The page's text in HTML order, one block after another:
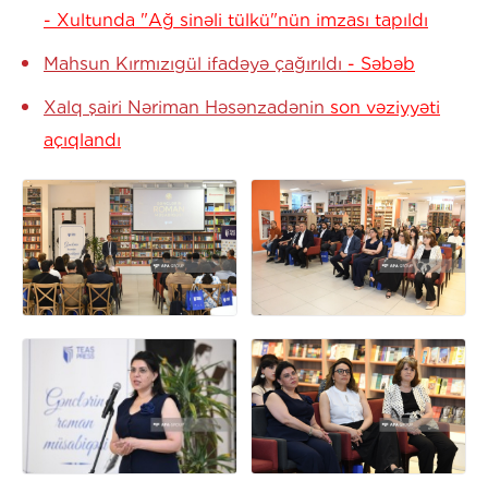
- Xultunda "Ağ sinəli tülkü"nün imzası tapıldı
Mahsun Kırmızıgül ifadəyə çağırıldı - Səbəb
Xalq şairi Nəriman Həsənzadənin son vəziyyəti
açıqlandı